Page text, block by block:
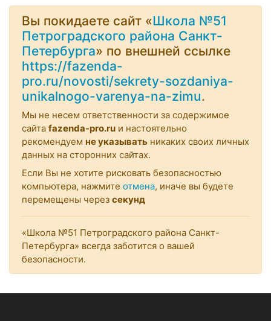
Вы покидаете сайт «Школа №51
Петроградского района Санкт-
Петербурга» по внешней ссылке
https://fazenda-
pro.ru/novosti/sekrety-sozdaniya-
unikalnogo-varenya-na-zimu.
Мы не несем ответственности за содержимое
сайта fazenda-pro.ru и настоятельно
рекомендуем не указывать никаких своих личных
данных на сторонних сайтах.
Если Вы не хотите рисковать безопасностью
компьютера, нажмите отмена, иначе вы будете
перемещены через секунд
«Школа №51 Петроградского района Санкт-
Петербурга» всегда заботится о вашей
безопасности.